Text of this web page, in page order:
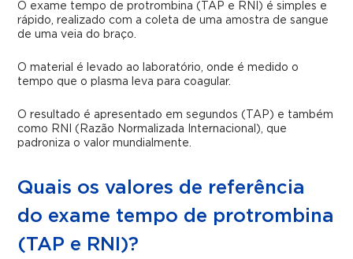
O exame tempo de protrombina (TAP e RNI) é simples e
rápido, realizado com a coleta de uma amostra de sangue
de uma veia do braço.
O material é levado ao laboratório, onde é medido o
tempo que o plasma leva para coagular.
O resultado é apresentado em segundos (TAP) e também
como RNI (Razão Normalizada Internacional), que
padroniza o valor mundialmente.
Quais os valores de referência
do exame tempo de protrombina
(TAP e RNI)?